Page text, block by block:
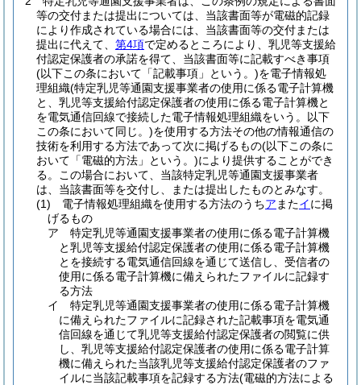
等の交付または提出については、当該書面等が電磁的記録
により作成されている場合には、当該書面等の交付または
提出に代えて、 第4項で定めるところにより、乳児等支援給
付認定保護者の承諾を得て、当該書面等に記載すべき事項
(以下この条において「記載事項」という。)を電子情報処
理組織(特定乳児等通園支援事業者の使用に係る電子計算機
と、乳児等支援給付認定保護者の使用に係る電子計算機と
を電気通信回線で接続した電子情報処理組織をいう。以下
この条において同じ。)を使用する方法その他の情報通信の
技術を利用する方法であって次に掲げるもの(以下この条に
おいて「電磁的方法」という。)により提供することができ
る。
この場合において、当該特定乳児等通園支援事業者
は、当該書面等を交付し、または提出したものとみなす。
(1)
電子情報処理組織を使用する方法のうちア またイに掲
げるもの
ア
特定乳児等通園支援事業者の使用に係る電子計算機
と乳児等支援給付認定保護者の使用に係る電子計算機
とを接続する電気通信回線を通じて送信し、受信者の
使用に係る電子計算機に備えられたファイルに記録す
る方法
イ
特定乳児等通園支援事業者の使用に係る電子計算機
に備えられたファイルに記録された記載事項を電気通
信回線を通じて乳児等支援給付認定保護者の閲覧に供
し、乳児等支援給付認定保護者の使用に係る電子計算
機に備えられた当該乳児等支援給付認定保護者のファ
イルに当該記載事項を記録する方法(電磁的方法による